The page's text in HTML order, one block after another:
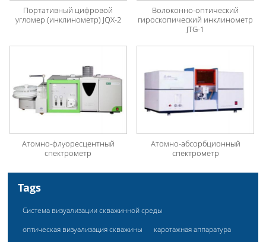
Портативный цифровой
угломер (инклинометр) JQX-2
Волоконно-оптический
гироскопический инклинометр
JTG-1
Атомно-флуоресцентный
спектрометр
Атомно-абсорбционный
спектрометр
Tags
Система визуализации скважинной среды
оптическая визуализация скважины
каротажная аппаратура